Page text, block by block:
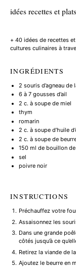
idées recettes et
+ 40 idées de recettes
cultures culinaires à
INGRÉDIENTS
2 souris d’agneau de
6à 7 gousses d’ail
2 c. à soupe de miel
thym
romarin
2 c. à soupe d’huile
2 c. à soupe de
150ml de bouillon de
sel
poivre noir
INSTRUCTIONS
Préchauffez votre
Assaisonnez les
Dans une grande
côtés jusqu’à ce
Retirez la viande de
Ajoutez le beurre en